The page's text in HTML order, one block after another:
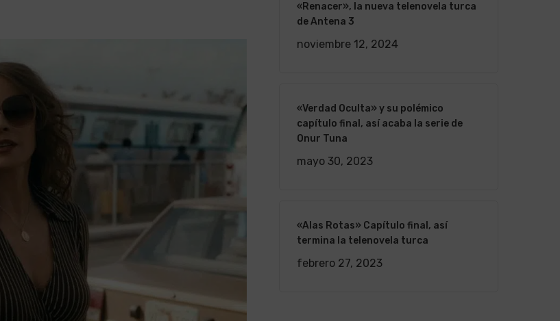
«Renacer», la nueva telenovela turca
de Antena 3
noviembre 12, 2024
«Verdad Oculta» y su polémico
capítulo final, así acaba la serie de
Onur Tuna
mayo 30, 2023
«Alas Rotas» Capítulo final, así
termina la telenovela turca
febrero 27, 2023